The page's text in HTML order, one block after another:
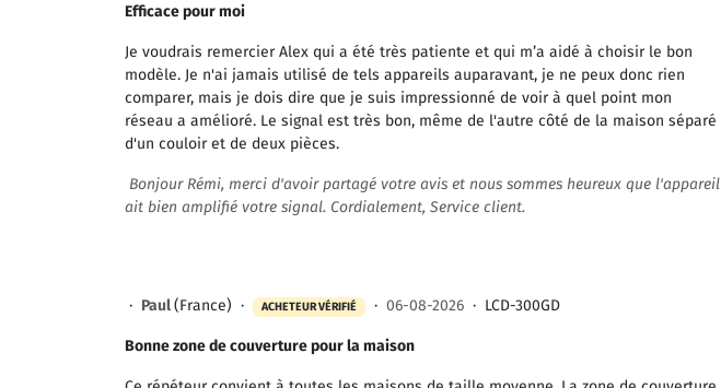
Efficace pour moi
Je voudrais remercier Alex qui a été très patiente et qui m’a aidé à choisir le bon
modèle. Je n'ai jamais utilisé de tels appareils auparavant, je ne peux donc rien
comparer, mais je dois dire que je suis impressionné de voir à quel point mon
réseau a amélioré. Le signal est très bon, même de l'autre côté de la maison séparé
d'un couloir et de deux pièces.
Bonjour Rémi, merci d'avoir partagé votre avis et nous sommes heureux que l'appareil
ait bien amplifié votre signal. Cordialement, Service client.
· Paul(France) · ACHETEUR VÉRIFIÉ · 06-08-2026 · LCD-300GD
Bonne zone de couverture pour la maison